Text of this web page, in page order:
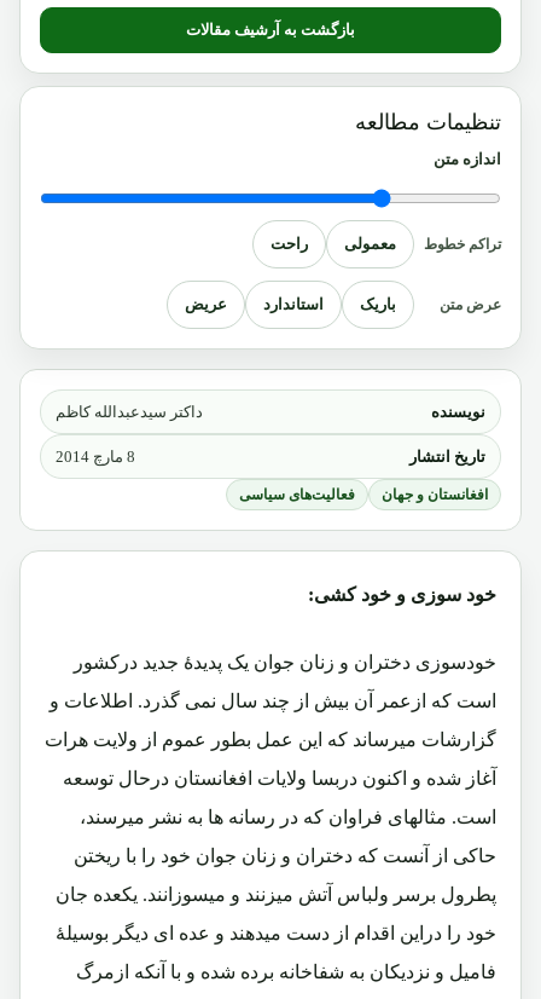
نویسنده داکتر سیدعبدالله کاظم
تاریخ انتشار 8 مارچ 2014
افغانستان و جهان فعالیت‌های سیاسی
خود سوزی و خود کشی:
خودسوزی دختران و زنان جوان یک پدیدۀ جدید درکشور
است که ازعمر آن بیش از چند سال نمی گذرد. اطلاعات و
گزارشات میرساند که این عمل بطور عموم از ولایت هرات
آغاز شده و اکنون دربسا ولایات افغانستان درحال توسعه
است. مثالهای فراوان که در رسانه ها به نشر میرسند،
حاکی از آنست که دختران و زنان جوان خود را با ریختن
پطرول برسر ولباس آتش میزنند و میسوزانند. یکعده جان
خود را دراین اقدام از دست میدهند و عده ای دیگر بوسیلۀ
فامیل و نزدیکان به شفاخانه برده شده و با آنکه ازمرگ
بازگشت به آرشیف مقالات
تنظیمات مطالعه
اندازه متن
تراکم خطوط معمولی راحت
عرض متن باریک استاندارد عریض